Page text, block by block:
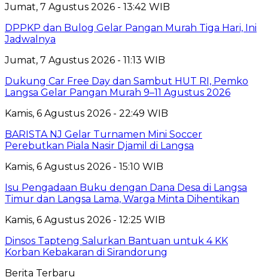
Jumat, 7 Agustus 2026 - 13:42 WIB
DPPKP dan Bulog Gelar Pangan Murah Tiga Hari, Ini
Jadwalnya
Jumat, 7 Agustus 2026 - 11:13 WIB
Dukung Car Free Day dan Sambut HUT RI, Pemko
Langsa Gelar Pangan Murah 9–11 Agustus 2026
Kamis, 6 Agustus 2026 - 22:49 WIB
BARISTA NJ Gelar Turnamen Mini Soccer
Perebutkan Piala Nasir Djamil di Langsa
Kamis, 6 Agustus 2026 - 15:10 WIB
Isu Pengadaan Buku dengan Dana Desa di Langsa
Timur dan Langsa Lama, Warga Minta Dihentikan
Kamis, 6 Agustus 2026 - 12:25 WIB
Dinsos Tapteng Salurkan Bantuan untuk 4 KK
Korban Kebakaran di Sirandorung
Berita Terbaru